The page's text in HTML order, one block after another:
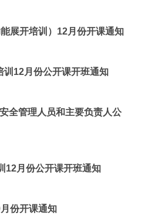
展开培训）12月份开课通知
训12月份公开课开班通知
全管理人员和主要负责人公
12月份公开课开班通知
份开课通知